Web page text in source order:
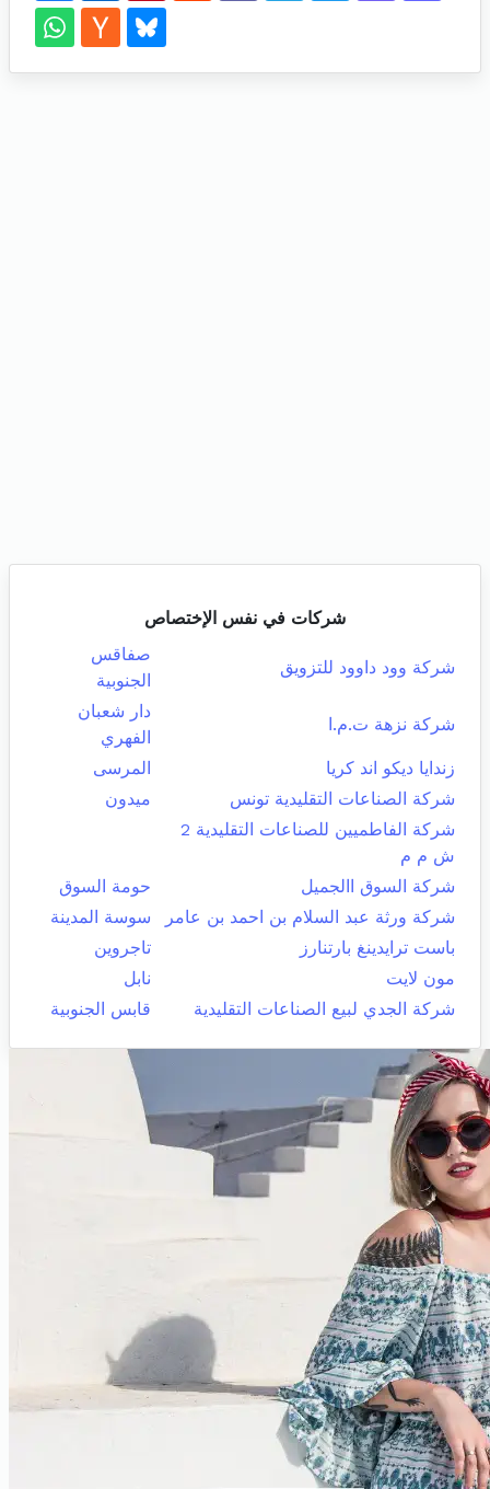
شركات في نفس الإختصاص
شركة وود داوود للتزويق
صفاقس
الجنوبية
شركة نزهة ت.م.ا
دار شعبان
الفهري
زندايا ديكو اند كريا
المرسى
شركة الصناعات التقليدية تونس
ميدون
شركة الفاطميين للصناعات التقليدية 2
ش م م
شركة السوق االجميل
حومة السوق
شركة ورثة عبد السلام بن احمد بن عامر
سوسة المدينة
باست ترايدينغ بارتنارز
تاجروين
مون لايت
نابل
شركة الجدي لبيع الصناعات التقليدية
قابس الجنوبية